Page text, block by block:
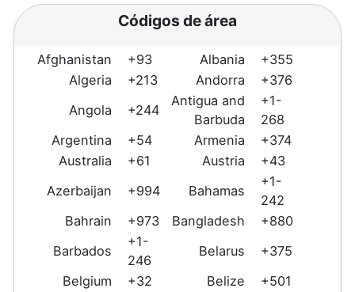
Códigos de área
Afghanistan +93 Albania
+355
Algeria
+213 Andorra
+376
Angola
+244
Antigua and
Barbuda
+1-
268
Argentina
+54 Armenia
+374
Australia
+61 Austria
+43
Azerbaijan
+994 Bahamas
+1-
242
Bahrain
+973 Bangladesh
+880
Barbados
+1-
246
Belarus
+375
Belgium
+32 Belize
+501